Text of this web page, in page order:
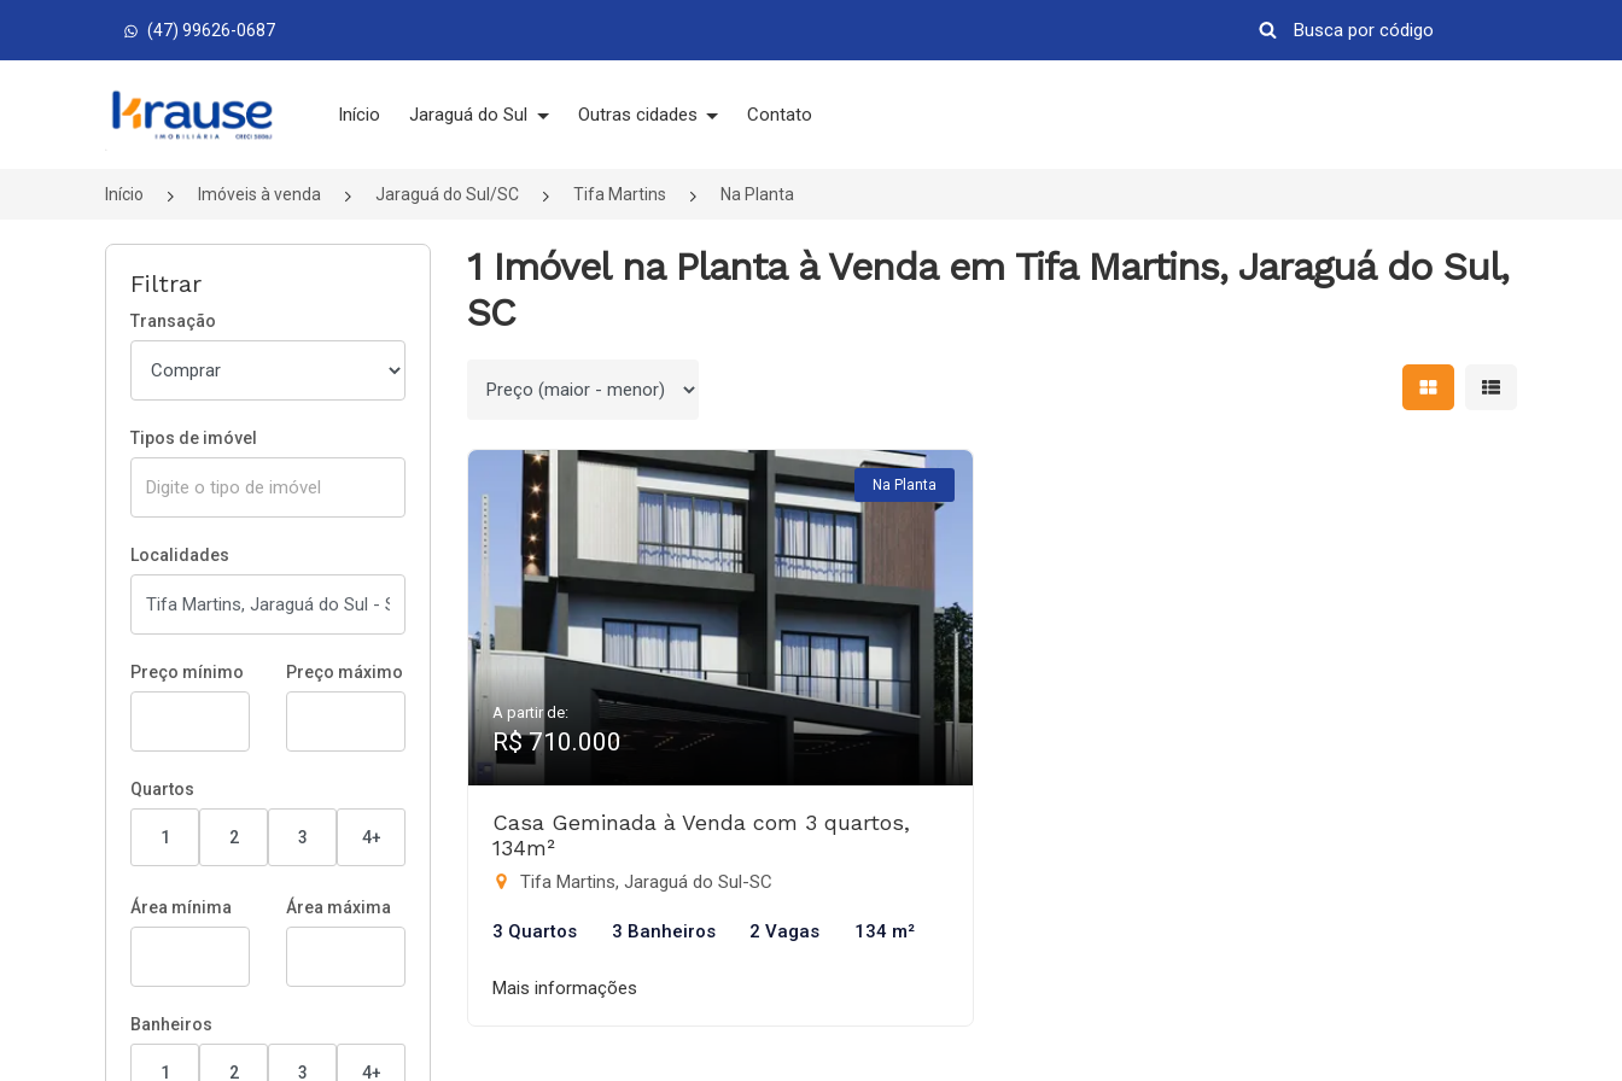
(47) 99626-0687
Página inicial
Início Jaraguá do Sul Outras cidades Contato
Início Imóveis à venda Jaraguá do Sul/SC Tifa Martins Na Planta
Filtrar
Transação
Tipos de imóvel
Localidades
Preço mínimo Preço máximo
Quartos
1 2 3 4+
Área mínima Área máxima
Banheiros
1 2 3 4+
1 Imóvel na Planta à Venda em Tifa Martins, Jaraguá do Sul,
SC
Ordenar por Mostrar resultados em
Mostrar
Na Planta
A partir de:
R$ 710.000
Casa Geminada à Venda com 3 quartos,
134m²
Tifa Martins, Jaraguá do Sul-SC
3 Quartos 3 Banheiros 2 Vagas 134 m²
Mais informações